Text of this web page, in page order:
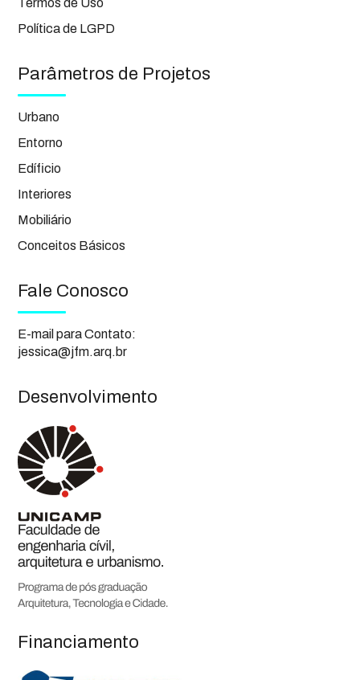
Termos de Uso
Política de LGPD
Parâmetros de Projetos
Urbano
Entorno
Edíficio
Interiores
Mobiliário
Conceitos Básicos
Fale Conosco
E-mail para Contato:
jessica@jfm.arq.br
Desenvolvimento
Financiamento